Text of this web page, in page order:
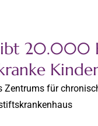
20.000
Zentrums für